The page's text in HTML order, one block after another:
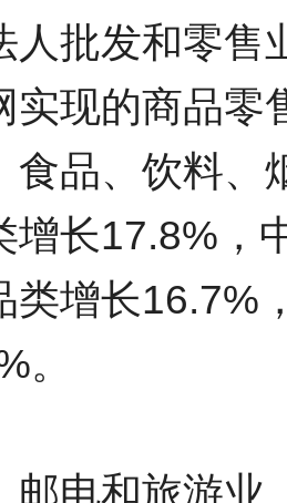
人批发和零
实现的商品零
食品、饮料、
增长17.8%，
类增长16.7%
。
邮电和旅游业